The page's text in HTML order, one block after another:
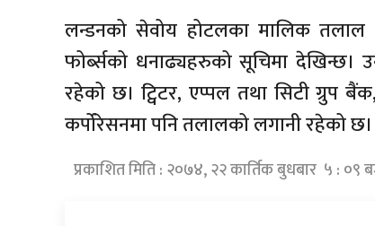
लन्डनको सेवोय होटलका मालिक
फोर्ब्सको धनाढ्यहरुको सूचिमा देखिन्छ।
रहेको छ। ट्विटर, एप्पल तथा सिटी ग्रुप
कर्पोरेसनमा पनि तलालको लगानी रहेको छ।
प्रकाशित मिति : २०७४, २२ कार्तिक बुधबार ५ : ०९